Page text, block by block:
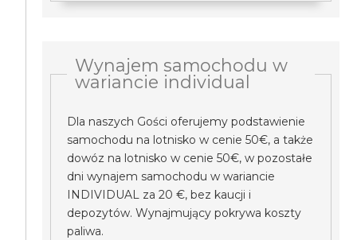
Wynajem samochodu w
wariancie individual
Dla naszych Gości oferujemy podstawienie
samochodu na lotnisko w cenie 50€, a także
dowóz na lotnisko w cenie 50€, w pozostałe
dni wynajem samochodu w wariancie
INDIVIDUAL za 20 €, bez kaucji i
depozytów. Wynajmujący pokrywa koszty
paliwa.